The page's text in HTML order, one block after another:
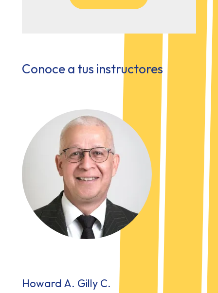
Conoce a tus instructores
Howard A. Gilly C.